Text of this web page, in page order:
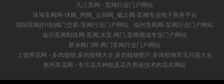
九江泵阀 - 泵阀行业门户网站
珠海泵阀网-球阀_闸阀_止回阀_截止阀-泵阀专业电子商务平台
绵阳泵阀|行情|阀门交易-泵阀行业门户网站
福州泵阀网-泵阀行业门户网站
临沂泵阀制造网-泵阀,水泵,阀门,泵阀领域专业门户网站
新乡阀门网-阀门泵阀行业门户网站
上饶养花网 - 多肉植物,多肉植物大全,多肉植物图片,多肉植物常见问题大全
惠州养花网 - 专注花卉种植及花卉养殖技术的花卉网站